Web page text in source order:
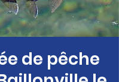
de pêche